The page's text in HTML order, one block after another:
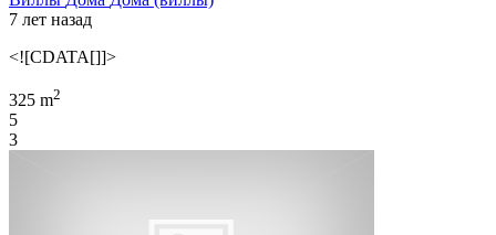
7 лет назад
<![CDATA[]]>
325 m2
5
3